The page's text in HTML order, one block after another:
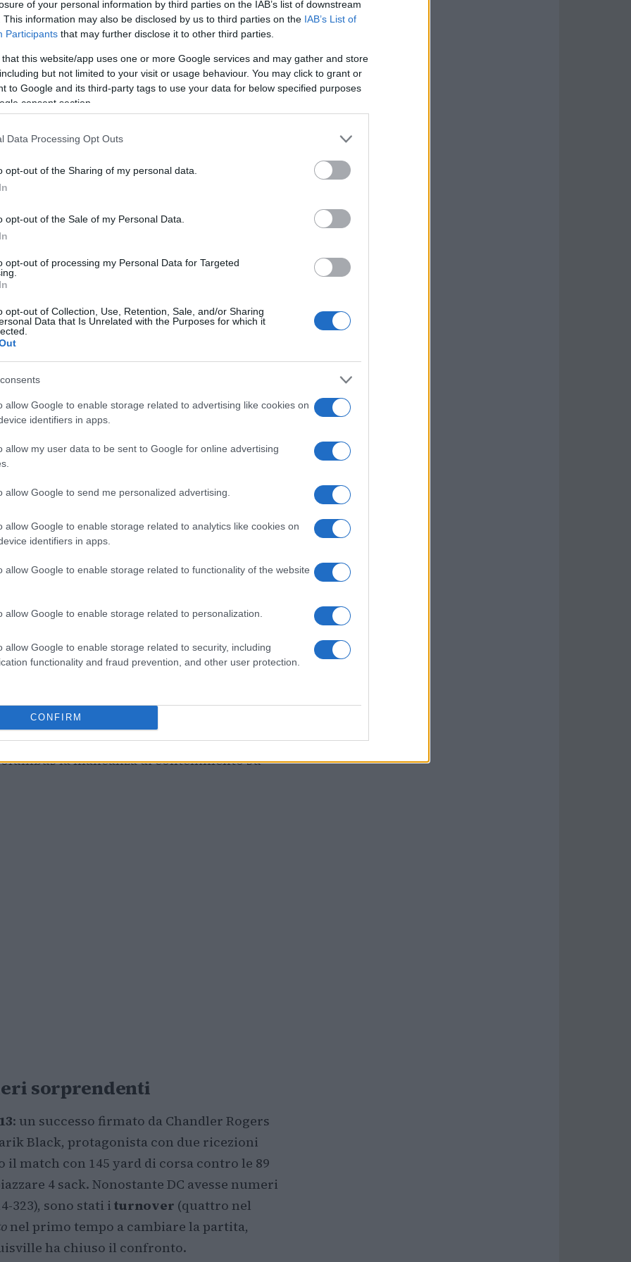
of your personal information by third parties on the IAB’s list of downstream
This information may also be disclosed by us to third parties on the IAB’s List of
Participants that may further disclose it to other third parties.
that this website/app uses one or more Google services and may gather and store
but not limited to your visit or usage behaviour. You may click to grant or
to Google and its third-party tags to use your data for below specified purposes
consent section.
Data Processing Opt Outs
opt-out of the Sharing of my personal data.
opt-out of the Sale of my Personal Data.
opt-out of processing my Personal Data for Targeted
opt-out of Collection, Use, Retention, Sale, and/or Sharing
Data that Is Unrelated with the Purposes for which it
allow Google to enable storage related to advertising like cookies on
identifiers in apps.
allow my user data to be sent to Google for online advertising
allow Google to send me personalized advertising.
allow Google to enable storage related to analytics like cookies on
identifiers in apps.
allow Google to enable storage related to functionality of the website
allow Google to enable storage related to personalization.
allow Google to enable storage related to security, including
functionality and fraud prevention, and other user protection.
CONFIRM
risultati: hanno anche fornito
di quarterback, run game e difese. Qui
alle statistiche decisive come
e alle prossime sfide programmate per
singole partite
20
: St. Louis ha costruito un
sul 24-7 all’intervallo grazie a un
Il quarterbackLuis Perezha completato
mentre in corsa Kylin Jamesha
ha guidato i portatori con 55 yard. Gli
di 20/28 per 153 yard e due
il motore offensivo dei Battlehawks; il
yard, suddivise in 198 passate e 106
. Perez, al suo primo start stagionale
fluidità all’attacco risultando decisivo
la mancanza di contenimento su
sorprendenti
: un successo firmato da Chandler Rogers
Black, protagonista con due ricezioni
match con 145 yard di corsa contro le 89
4 sack. Nonostante DC avesse numeri
323), sono stati i turnover (quattro nel
nel primo tempo a cambiare la partita,
ha chiuso il confronto.